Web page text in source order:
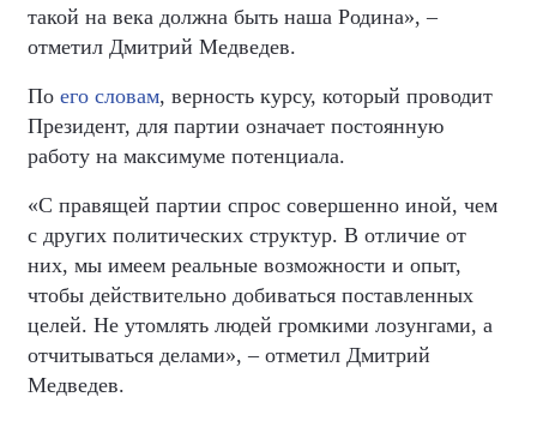
такой на века должна быть наша Родина», –
отметил Дмитрий Медведев.
По его словам, верность курсу, который проводит
Президент, для партии означает постоянную
работу на максимуме потенциала.
«С правящей партии спрос совершенно иной, чем
с других политических структур. В отличие от
них, мы имеем реальные возможности и опыт,
чтобы действительно добиваться поставленных
целей. Не утомлять людей громкими лозунгами, а
отчитываться делами», – отметил Дмитрий
Медведев.